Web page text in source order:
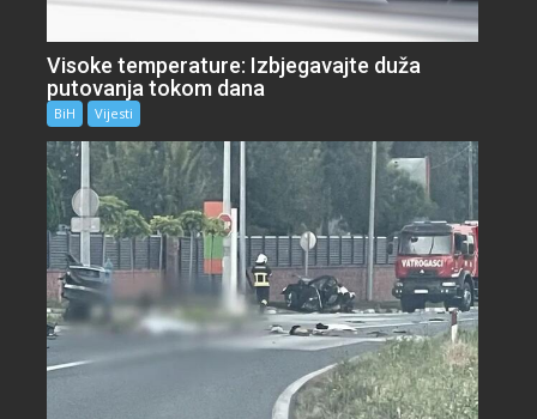
Visoke temperature: Izbjegavajte duža
putovanja tokom dana
BiH Vijesti